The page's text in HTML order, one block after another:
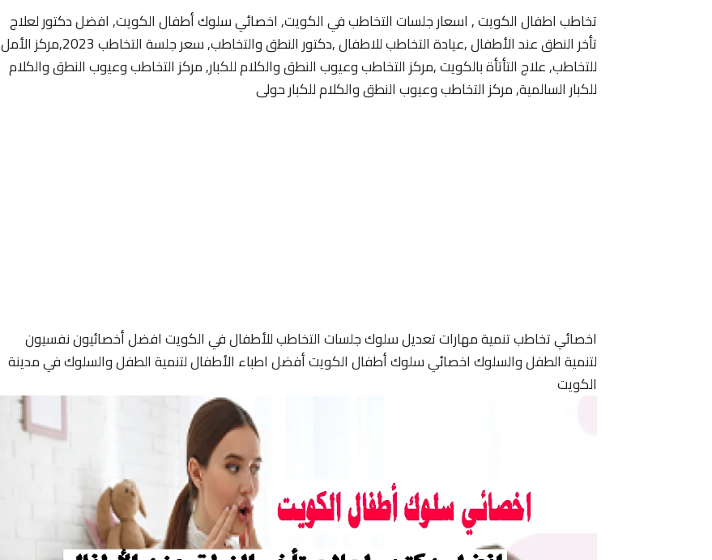
تخاطب اطفال الكويت , اسعار جلسات التخاطب في الكويت, اخصائي سلوك أطفال الكويت, افضل دكتور لعلاج
تأخر النطق عند الأطفال ,عيادة التخاطب للاطفال ,دكتور النطق والتخاطب, سعر جلسة التخاطب 2023,مركز الأمل
للتخاطب, علاج التأتأة بالكويت ,مركز التخاطب وعيوب النطق والكلام للكبار, مركز التخاطب وعيوب النطق والكلام
للكبار السالمية, مركز التخاطب وعيوب النطق والكلام للكبار حولى
اخصائي تخاطب تنمية مهارات تعديل سلوك جلسات التخاطب للأطفال في الكويت افضل أخصائيون نفسيون
لتنمية الطفل والسلوك اخصائي سلوك أطفال الكويت أفضل اطباء الأطفال لتنمية الطفل والسلوك في مدينة
الكويت